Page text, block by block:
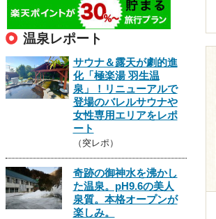
温泉レポート
サウナ＆露天が劇的進
化「極楽湯 羽生温
泉」！リニューアルで
登場のバレルサウナや
女性専用エリアをレポ
ート
（突レポ）
奇跡の御神水を沸かし
た温泉。pH9.6の美人
泉質。本格オープンが
楽しみ。